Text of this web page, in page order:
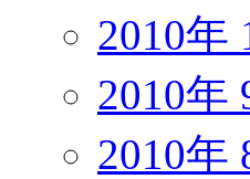
2010年
2010年
2010年